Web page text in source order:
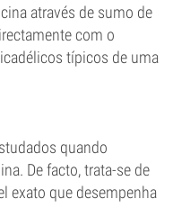
através de sumo de
com o
típicos de uma
quando
De facto, trata-se de
exato que desempenha